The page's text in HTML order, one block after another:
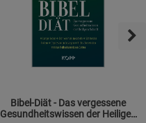
Bibel-Diät - Das vergessene
Gesundheitswissen der Heiligen